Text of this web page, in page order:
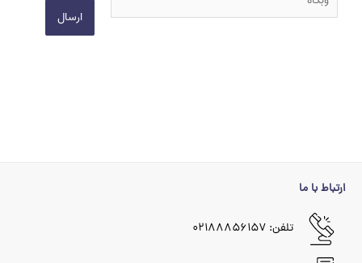
ارتباط با ما
تلفن: ۰۲۱۸۸۸۵۶۱۵۷